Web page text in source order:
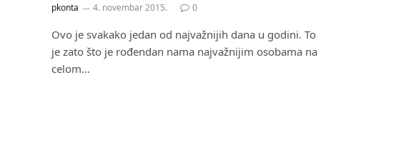
pkonta 4. novembar 2015. 0
Ovo je svakako jedan od najvažnijih dana u godini. To
je zato što je rođendan nama najvažnijim osobama na
celom…